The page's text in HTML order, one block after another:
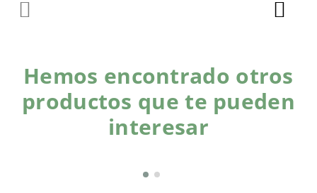
Hemos encontrado otros
productos que te pueden
interesar